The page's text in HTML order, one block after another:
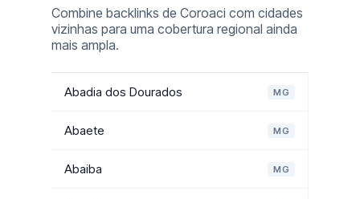
Combine backlinks de Coroaci com cidades
vizinhas para uma cobertura regional ainda
mais ampla.
Abadia dos Dourados MG
Abaete MG
Abaiba MG